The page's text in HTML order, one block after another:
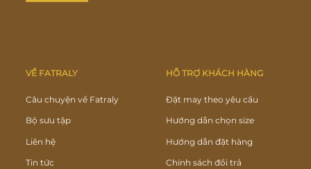
VỀ FATRALY
Câu chuyện về Fatraly
Bộ sưu tập
Liên hệ
Tin tức
HỖ TRỢ KHÁCH HÀNG
Đặt may theo yêu cầu
Hướng dẫn chọn size
Hướng dẫn đặt hàng
Chính sách đổi trả